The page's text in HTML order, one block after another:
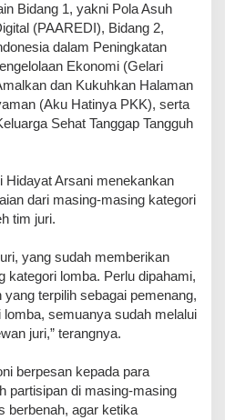
Bidang 1, yakni Pola Asuh
(PAAREDI), Bidang 2,
dalam Peningkatan
Ekonomi (Gelari
dan Kukuhkan Halaman
(Aku Hatinya PKK), serta
Sehat Tanggap Tangguh
Hidayat Arsani menekankan
dari masing-masing kategori
tim juri.
yang sudah memberikan
kategori lomba. Perlu dipahami,
terpilih sebagai pemenang,
semuanya sudah melalui
juri,” terangnya.
berpesan kepada para
partisipan di masing-masing
berbenah, agar ketika